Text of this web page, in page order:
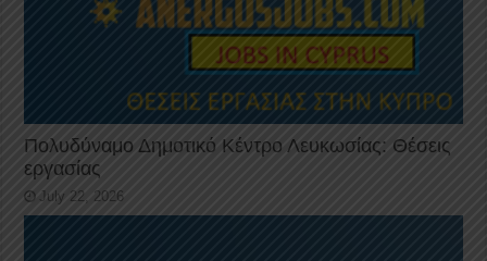
Πολυδύναμο Δημοτικό Κέντρο Λευκωσίας: Θέσεις
εργασίας
July 22, 2026